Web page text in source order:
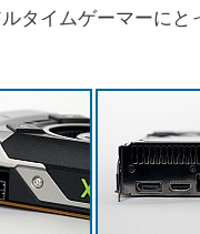
タイムゲーマーにと